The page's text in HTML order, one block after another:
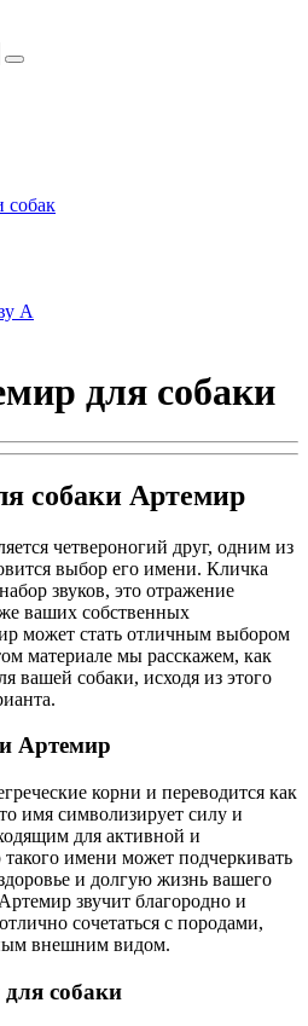
собак
А
для собаки
собаки Артемир
четвероногий друг, одним из
выбор его имени. Кличка
звуков, это отражение
ваших собственных
может стать отличным выбором
материале мы расскажем, как
вашей собаки, исходя из этого
Артемир
корни и переводится как
имя символизирует силу и
для активной и
имени может подчеркивать
и долгую жизнь вашего
звучит благородно и
сочетаться с породами,
внешним видом.
собаки